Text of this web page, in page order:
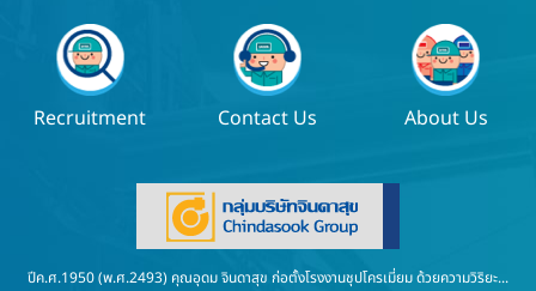
Recruitment Contact Us About Us
ปีค.ศ.1950 (พ.ศ.2493) คุณอุดม จินดาสุข ก่อตั้งโรงงานชุปโครเมี่ยม ด้วยความวิริยะ...